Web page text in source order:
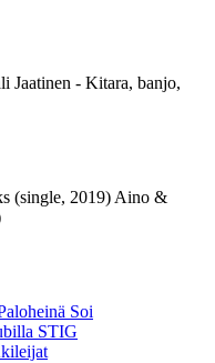
Jaatinen - Kitara, banjo,
(single, 2019) Aino &
Soi
STIG